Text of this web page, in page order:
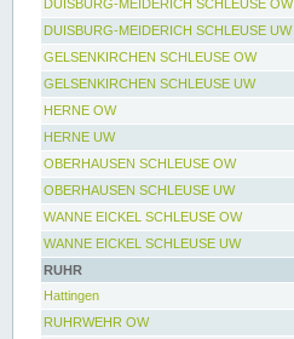
DUISBURG-MEIDERICH SCHLEUSE OW
DUISBURG-MEIDERICH SCHLEUSE UW
GELSENKIRCHEN SCHLEUSE OW
GELSENKIRCHEN SCHLEUSE UW
HERNE OW
HERNE UW
OBERHAUSEN SCHLEUSE OW
OBERHAUSEN SCHLEUSE UW
WANNE EICKEL SCHLEUSE OW
WANNE EICKEL SCHLEUSE UW
RUHR
Hattingen
RUHRWEHR OW